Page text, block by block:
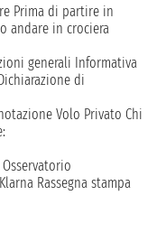
Prima di partire in
andare in crociera
generali Informativa
di
Volo Privato Chi
Osservatorio
Klarna Rassegna stampa